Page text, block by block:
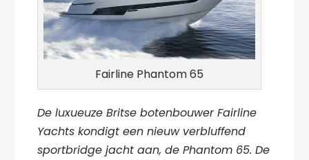
Fairline Phantom 65
De luxueuze Britse botenbouwer Fairline
Yachts kondigt een nieuw verbluffend
sportbridge jacht aan, de Phantom 65. De